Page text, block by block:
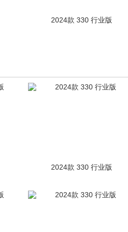
2024款 330 行业版
2024款 330 行业版